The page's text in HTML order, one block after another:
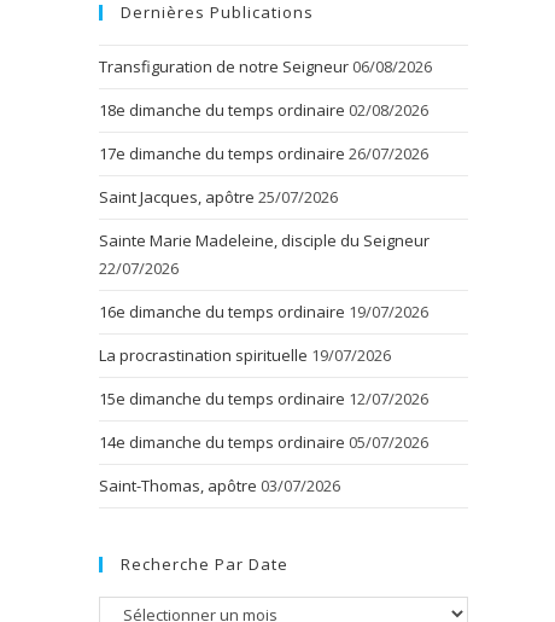
Dernières Publications
Transfiguration de notre Seigneur 06/08/2026
18e dimanche du temps ordinaire 02/08/2026
17e dimanche du temps ordinaire 26/07/2026
Saint Jacques, apôtre 25/07/2026
Sainte Marie Madeleine, disciple du Seigneur
22/07/2026
16e dimanche du temps ordinaire 19/07/2026
La procrastination spirituelle 19/07/2026
15e dimanche du temps ordinaire 12/07/2026
14e dimanche du temps ordinaire 05/07/2026
Saint-Thomas, apôtre 03/07/2026
Recherche Par Date
Recherche